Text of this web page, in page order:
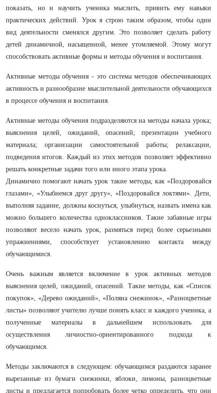
показать, но и научить ученика мыслить, привить ему навыки
практических действий. Урок я строю таким образом, чтобы один
вид деятельности сменялся другим. Это позволяет сделать работу
детей динамичной, насыщенной, менее утомляемой. Этому могут
способствовать активные формы и методы обучения и воспитания.
Активные методы обучения - это система методов обеспечивающих
активность и разнообразие мыслительной деятельности обучающихся
в процессе обучения и воспитания.
Активные методы обучения подразделяются на методы начала урока;
выяснения целей, ожиданий, опасений; презентации учебного
материала; организации самостоятельной работы; релаксации,
подведения итогов. Каждый из этих методов позволяет эффективно
решать конкретные задачи того или иного этапа урока.
Динамично помогают начать урок такие методы, как «Поздоровайся
глазами», «Улыбнемся друг другу», «Поздоровайся локтями». Дети,
выполняя задание, должны коснуться, улыбнуться, назвать имена как
можно большего количества одноклассников. Такие забавные игры
позволяют весело начать урок, размяться перед более серьезными
упражнениями, способствует установлению контакта между
обучающимися.
Очень важным является включение в урок активных методов
выяснения целей, ожиданий, опасений. Такие методы, как «Список
покупок», «Дерево ожиданий», «Поляна снежинок», «Разноцветные
листы» позволяют учителю лучше понять класс и каждого ученика, а
полученные материалы в дальнейшем использовать для
осуществления личностно-ориентированного подхода к
обучающимся.
Методы заключаются в следующем: обучающимся раздаются заранее
вырезанные из бумаги снежинки, яблоки, лимоны, разноцветные
листы и предлагается попробовать более четко определить, что они